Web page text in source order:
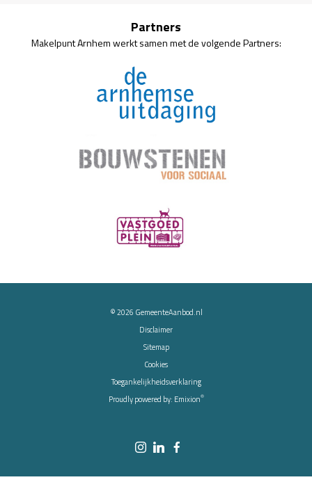
Partners
Makelpunt Arnhem werkt samen met de volgende Partners:
© 2026 GemeenteAanbod.nl
Disclaimer
Sitemap
Cookies
Toegankelijkheidsverklaring
Proudly powered by: Emixion®